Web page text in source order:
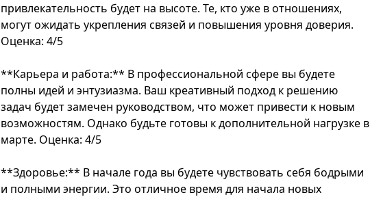
привлекательность будет на высоте. Те, кто уже в отношениях,
могут ожидать укрепления связей и повышения уровня доверия.
Оценка: 4/5
**Карьера и работа:** В профессиональной сфере вы будете
полны идей и энтузиазма. Ваш креативный подход к решению
задач будет замечен руководством, что может привести к новым
возможностям. Однако будьте готовы к дополнительной нагрузке в
марте. Оценка: 4/5
**Здоровье:** В начале года вы будете чувствовать себя бодрыми
и полными энергии. Это отличное время для начала новых